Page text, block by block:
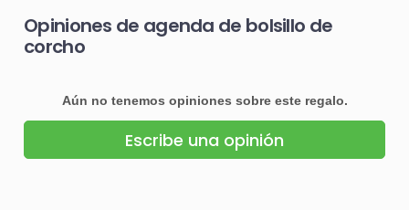
Opiniones de agenda de bolsillo de
corcho
Aún no tenemos opiniones sobre este regalo.
Escribe una opinión